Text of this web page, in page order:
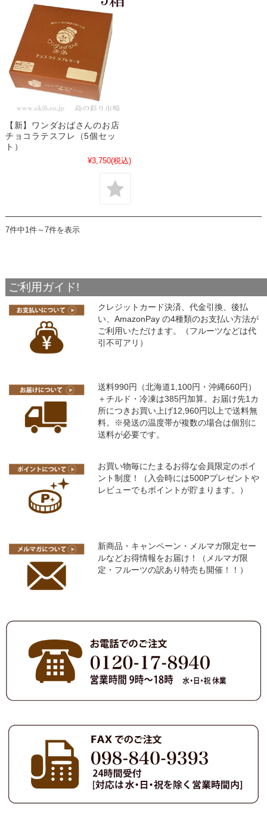
【新】ワンダおばさんのお店
チョコラテスフレ（5個セッ
ト）
¥3,750(税込)
7件中1件～7件を表示
ご利用ガイド!
クレジットカード決済、代金引換、後払
い、AmazonPay の4種類のお支払い方法が
ご利用いただけます。（フルーツなどは代
引不可アリ）
送料990円（北海道1,100円・沖縄660円）
＋チルド・冷凍は385円加算。お届け先1カ
所につきお買い上げ12,960円以上で送料無
料。※発送の温度帯が複数の場合は個別に
送料が必要です。
お買い物毎にたまるお得な会員限定のポイ
ント制度！（入会時には500Pプレゼントや
レビューでもポイントが貯まります。）
新商品・キャンペーン・メルマガ限定セー
ルなどお得情報をお届け！（メルマガ限
定・フルーツの訳あり特売も開催！！）